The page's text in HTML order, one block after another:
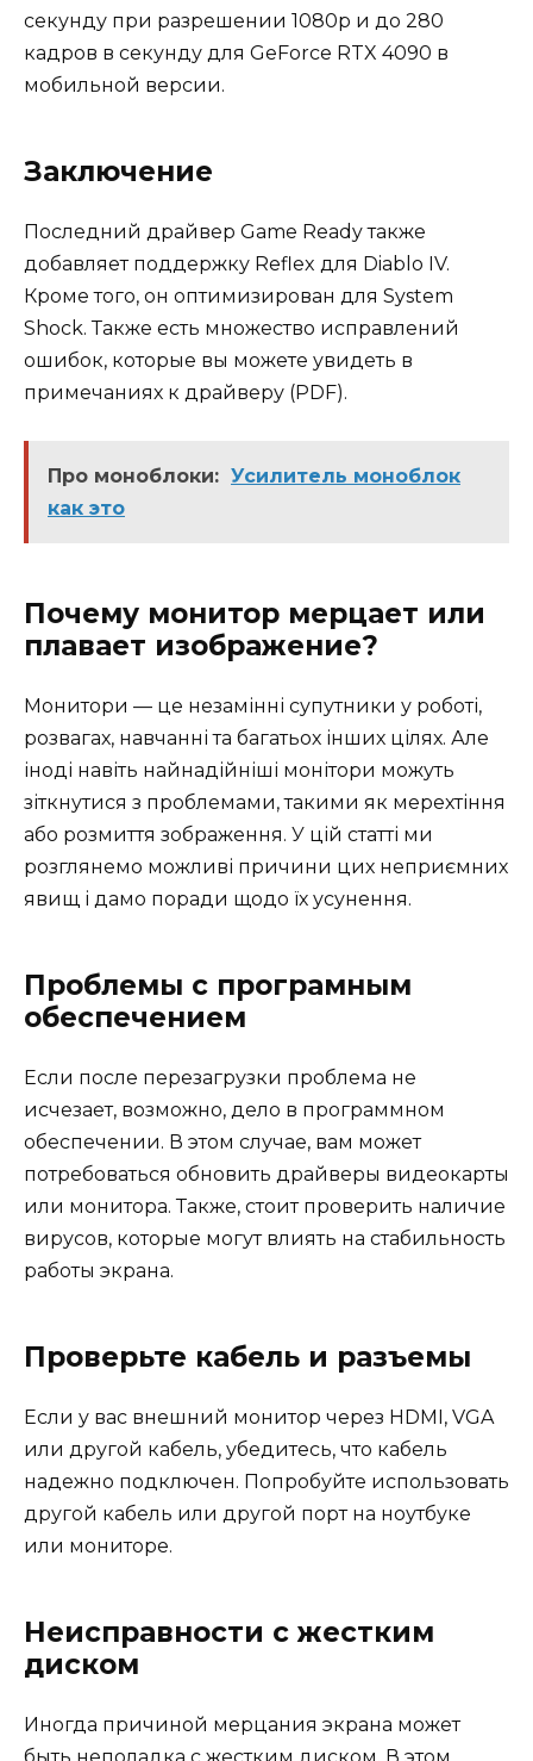
секунду при разрешении 1080p и до 280
кадров в секунду для GeForce RTX 4090 в
мобильной версии.
Заключение
Последний драйвер Game Ready также
добавляет поддержку Reflex для Diablo IV.
Кроме того, он оптимизирован для System
Shock. Также есть множество исправлений
ошибок, которые вы можете увидеть в
примечаниях к драйверу (PDF).
Про моноблоки: Усилитель моноблок
как это
Почему монитор мерцает или
плавает изображение?
Монитори — це незамінні супутники у роботі,
розвагах, навчанні та багатьох інших цілях. Але
іноді навіть найнадійніші монітори можуть
зіткнутися з проблемами, такими як мерехтіння
або розмиття зображення. У цій статті ми
розглянемо можливі причини цих неприємних
явищ і дамо поради щодо їх усунення.
Проблемы с програмным
обеспечением
Если после перезагрузки проблема не
исчезает, возможно, дело в программном
обеспечении. В этом случае, вам может
потребоваться обновить драйверы видеокарты
или монитора. Также, стоит проверить наличие
вирусов, которые могут влиять на стабильность
работы экрана.
Проверьте кабель и разъемы
Если у вас внешний монитор через HDMI, VGA
или другой кабель, убедитесь, что кабель
надежно подключен. Попробуйте использовать
другой кабель или другой порт на ноутбуке
или мониторе.
Неисправности с жестким
диском
Иногда причиной мерцания экрана может